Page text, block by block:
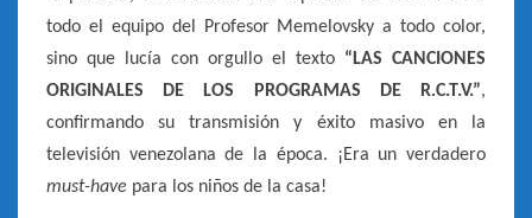
todo el equipo del Profesor Memelovsky a todo color,
sino que lucía con orgullo el texto “LAS CANCIONES
ORIGINALES DE LOS PROGRAMAS DE R.C.T.V.”,
confirmando su transmisión y éxito masivo en la
televisión venezolana de la época. ¡Era un verdadero
must-have para los niños de la casa!